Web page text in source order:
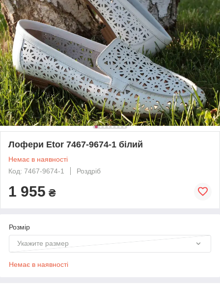
Лофери Etor 7467-9674-1 білий
Немає в наявності
Код: 7467-9674-1
Роздріб
1 955 ₴
Розмір
Укажите размер
Немає в наявності